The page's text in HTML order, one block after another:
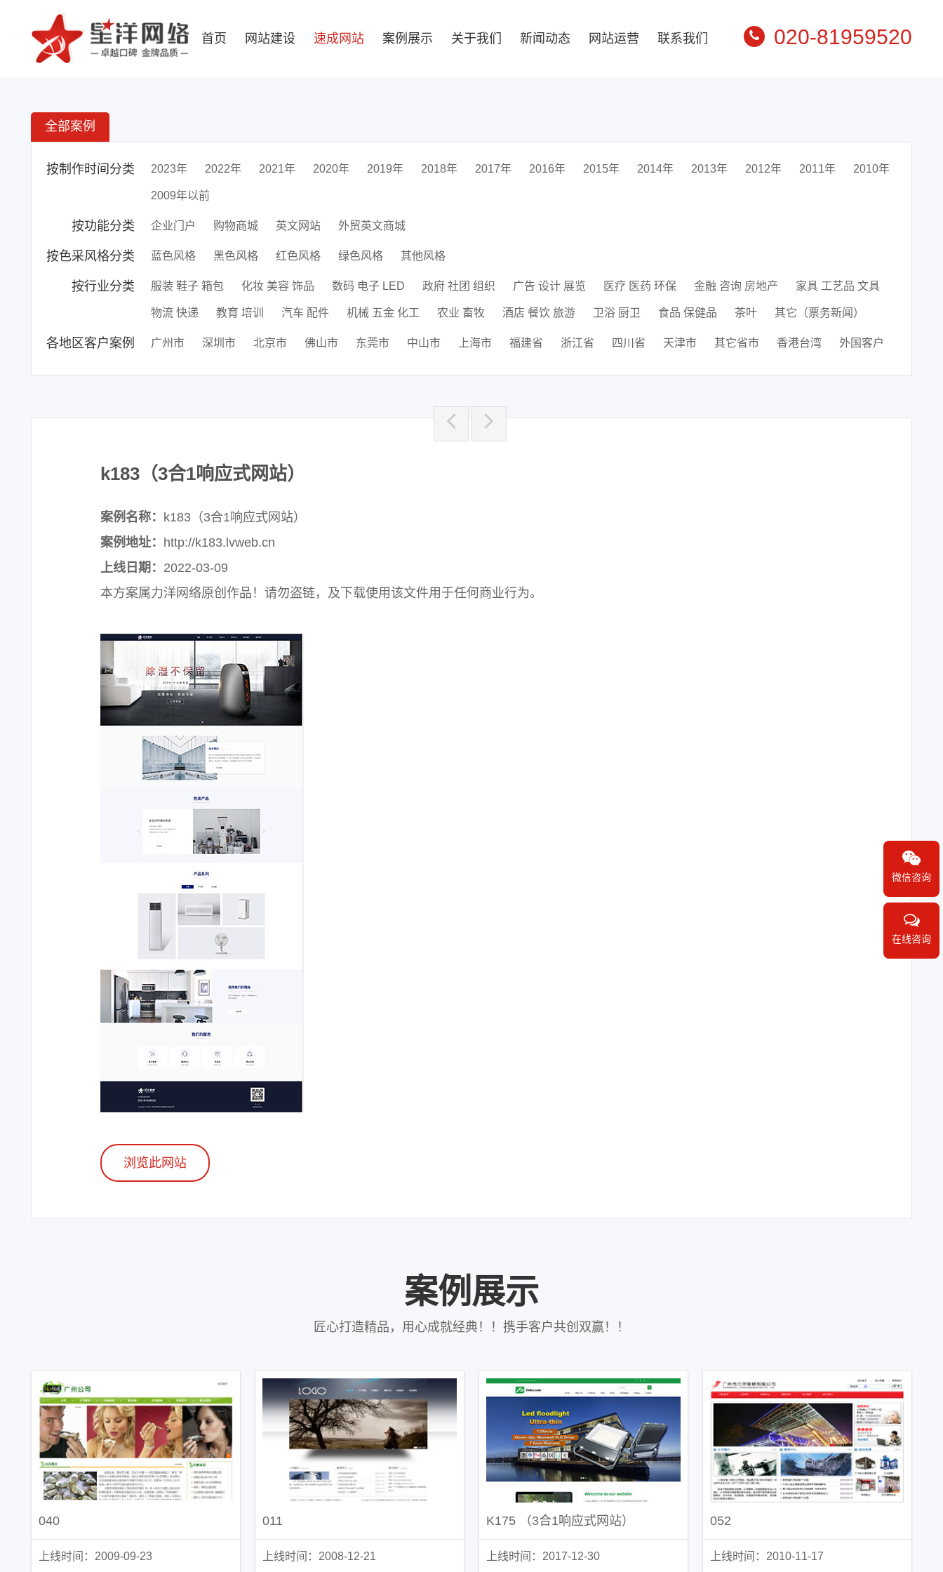
020-81959520
首页 网站建设 速成网站 案例展示 关于我们 新闻动态 网站运营 联系我们
全部案例
按制作时间分类 2023年 2022年 2021年 2020年 2019年 2018年 2017年 2016年 2015年 2014年 2013年 2012年 2011年 2010年
2009年以前
按功能分类 企业门户 购物商城 英文网站 外贸英文商城
按色采风格分类 蓝色风格 黑色风格 红色风格 绿色风格 其他风格
按行业分类 服装 鞋子 箱包 化妆 美容 饰品 数码 电子 LED 政府 社团 组织 广告 设计 展览 医疗 医药 环保 金融 咨询 房地产 家具 工艺品 文具
物流 快递 教育 培训 汽车 配件 机械 五金 化工 农业 畜牧 酒店 餐饮 旅游 卫浴 厨卫 食品 保健品 茶叶 其它（票务新闻）
各地区客户案例 广州市 深圳市 北京市 佛山市 东莞市 中山市 上海市 福建省 浙江省 四川省 天津市 其它省市 香港台湾 外国客户
k183（3合1响应式网站）
案例名称：
k183（3合1响应式网站）
案例地址：
http://k183.lvweb.cn
上线日期： 2022-03-09
本方案属力洋网络原创作品！请勿盗链，及下载使用该文件用于任何商业行为。
浏览此网站
案例展示
匠心打造精品，用心成就经典！！携手客户共创双赢！！
040
上线时间：2009-09-23
011
上线时间：2008-12-21
K175 （3合1响应式网站）
上线时间：2017-12-30
052
上线时间：2010-11-17
微信咨询
在线咨询